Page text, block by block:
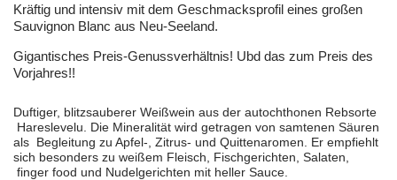
Kräftig und intensiv mit dem Geschmacksprofil eines großen
Sauvignon Blanc aus Neu-Seeland.
Gigantisches Preis-Genussverhältnis! Ubd das zum Preis des
Vorjahres!!
Duftiger, blitzsauberer Weißwein aus der autochthonen Rebsorte
Hareslevelu. Die Mineralität wird getragen von samtenen Säuren
als Begleitung zu Apfel-, Zitrus- und Quittenaromen. Er empfiehlt
sich besonders zu weißem Fleisch, Fischgerichten, Salaten,
finger food und Nudelgerichten mit heller Sauce.